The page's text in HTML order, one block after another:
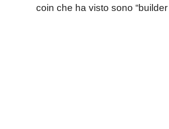
coin che ha visto sono “builder